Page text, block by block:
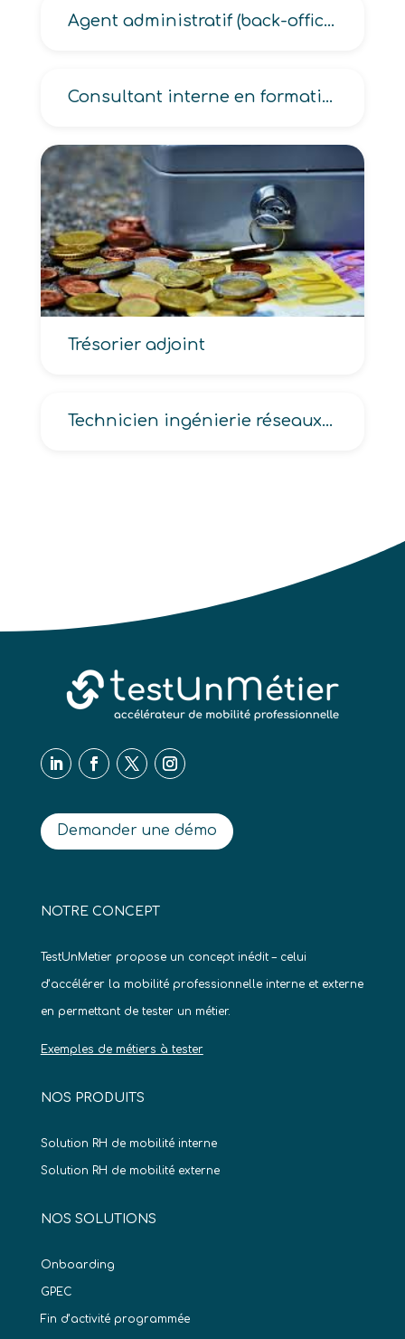
Agent administratif (back-office marché, d’assurances, de banque, des opérations bancaires, middle-office marché)
Consultant interne en formation
Trésorier adjoint
Technicien ingénierie réseaux de télécoms
Demander une démo
NOTRE CONCEPT
TestUnMetier propose un concept inédit – celui
d’accélérer la mobilité professionnelle interne et externe
en permettant de tester un métier.
Exemples de métiers à tester
NOS PRODUITS
Solution RH de mobilité interne
Solution RH de mobilité externe
NOS SOLUTIONS
Onboarding
GPEC
Fin d’activité programmée